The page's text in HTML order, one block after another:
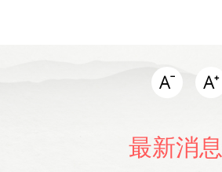
最新消息